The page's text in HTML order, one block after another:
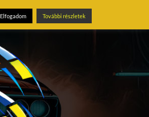
Elfogadom További részletek